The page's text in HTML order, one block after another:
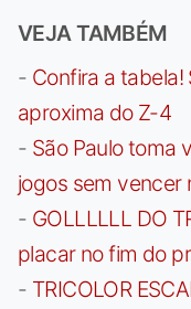
VEJA TAMBÉM
- Confira a tabela!
aproxima do Z-4
- São Paulo toma
jogos sem vencer
- GOLLLLLL DO
placar no fim do
- TRICOLOR